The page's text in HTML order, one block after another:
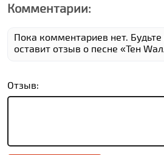
Комментарии:
Пока комментариев нет.
оставит отзыв о песне «Тен
Отзыв: